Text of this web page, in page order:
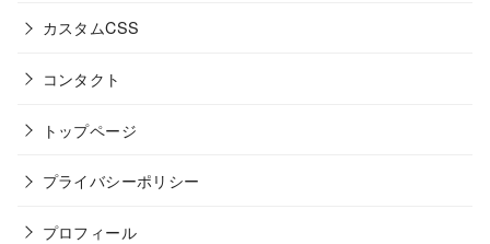
カスタムCSS
コンタクト
トップページ
プライバシーポリシー
プロフィール